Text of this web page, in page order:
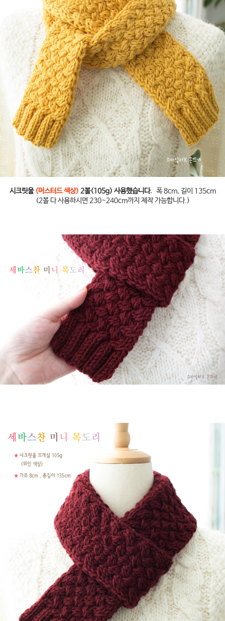
시크릿울 (머스터드 색상) 2볼(105g) 사용했습니다.폭 8cm, 길이 135cm
(2볼 다 사용하시면 230~240cm까지 제작 가능합니다.)